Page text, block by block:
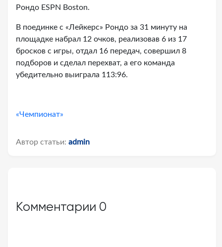
Рондо ESPN Boston.
В поединке с «Лейкерс» Рондо за 31 минуту на
площадке набрал 12 очков, реализовав 6 из 17
бросков с игры, отдал 16 передач, совершил 8
подборов и сделал перехват, а его команда
убедительно выиграла 113:96.
«Чемпионат»
Автор статьи: admin
Комментарии 0